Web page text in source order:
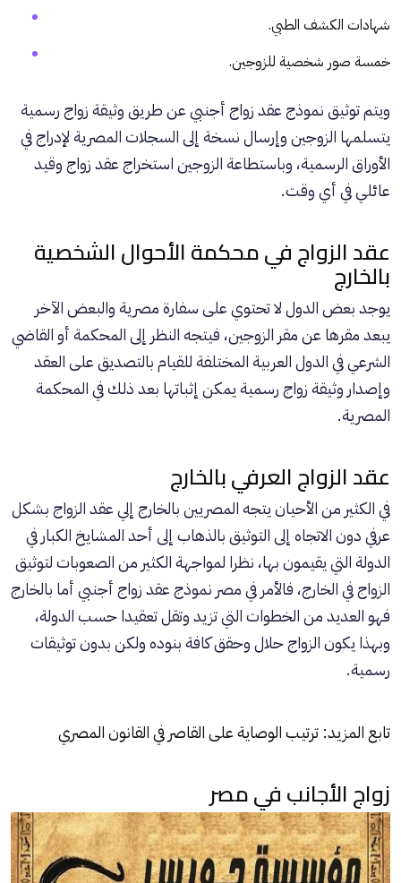
شهادات الكشف الطبي.
خمسة صور شخصية للزوجين.
ويتم توثيق نموذج عقد زواج أجنبي عن طريق وثيقة زواج رسمية
يتسلمها الزوجين وإرسال نسخة إلى السجلات المصرية لإدراج في
الأوراق الرسمية، وباستطاعة الزوجين استخراج عقد زواج وقيد
عائلي في أي وقت.
عقد الزواج في محكمة الأحوال الشخصية
بالخارج
يوجد بعض الدول لا تحتوي على سفارة مصرية والبعض الآخر
يبعد مقرها عن مقر الزوجين، فيتجه النظر إلى المحكمة أو القاضي
الشرعي في الدول العربية المختلفة للقيام بالتصديق على العقد
وإصدار وثيقة زواج رسمية يمكن إثباتها بعد ذلك في المحكمة
المصرية.
عقد الزواج العرفي بالخارج
في الكثير من الأحيان يتجه المصريين بالخارج إلي عقد الزواج بشكل
عرفي دون الاتجاه إلى التوثيق بالذهاب إلى أحد المشايخ الكبار في
الدولة التي يقيمون بها، نظرا لمواجهة الكثير من الصعوبات لتوثيق
الزواج في الخارج، فالأمر في مصر نموذج عقد زواج أجنبي أما بالخارج
فهو العديد من الخطوات التي تزيد وتقل تعقيدا حسب الدولة،
وبهذا يكون الزواج حلال وحقق كافة بنوده ولكن بدون توثيقات
رسمية.
تابع المزيد: ترتيب الوصاية على القاصر في القانون المصري
زواج الأجانب في مصر